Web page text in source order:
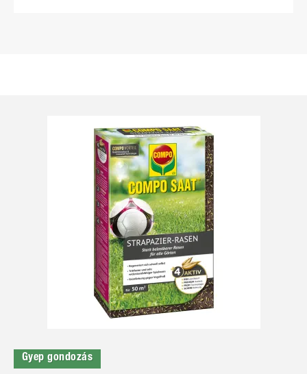
Gyep gondozás